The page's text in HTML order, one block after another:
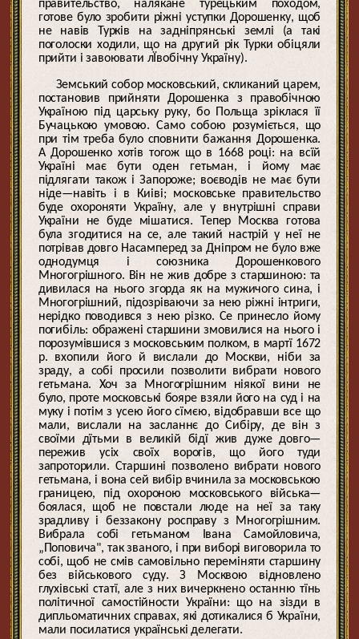
правительство, налякане турецьким походом,
готове було зробити ріжні уступки Дорошенку, щоб
не навів Турків на задніпрянські землі (а такі
поголоски ходили, що на другий рік Турки обіцяли
прийти і завоювати лЇвобічну Україну).
Земський собор московський, скликаний царем,
постановив прийняти Дорошенка з правобічною
Україною під царську руку, бо Польща зріклася її
Бучацькою умовою. Само собою розуміється, що
при тім треба було сповнити бажання Дорошенка.
А Дорошенко хотів тогож що в 1668 році: на всїй
Україні має бути оден гетьман, і йому має
підлягати також і Запороже; воєводів не має бути
ніде—навіть і в Киіві; московське правительство
буде охороняти Україну, але у внутрішні справи
України не буде мішатися. Тепер Москва готова
була згодитися на се, але такий настрій у неї не
потрівав довго Насамперед за Дніпром не було вже
однодумця і союзника Дорошенкового
Многогрішного. Він не жив добре з старшиною: та
дивилася на нього згорда як на мужичого сина, і
Многогрішний, підозріваючи за нею ріжні інтриги,
нерідко поводився з нею різко. Се принесло йому
погибіль: ображені старшини змовилися на нього і
порозумівшися з московським полком, в мартї 1672
р. вхопили його й вислали до Москви, ніби за
зраду, а собі просили позволити вибрати нового
гетьмана. Хоч за Многогрішним ніякої вини не
було, проте московські бояре взяли його на суд і на
муку і потім з усею його сїмєю, відобравши все що
мали, вислали на засланнє до Сибіру, де він з
своїми дїтьми в великій бідї жив дуже довго—
пережив усіх своїх ворогів, що його туди
запроторили. Старшині позволено вибрати нового
гетьмана, і вона сей вибір вчинила за московською
границею, під охороною московського війська—
боялася, щоб не повстали люде на неї за таку
зрадливу і беззакону росправу з Многогрішним.
Вибрала собі гетьманом Івана Самойловича,
„Поповича", так званого, і при виборі виговорила то
собі, щоб не смів самовільно переміняти старшину
без військового суду. З Москвою відновлено
глухівські статї, але з них вичеркнено останню тїнь
політичної самостійности України: що на зізди в
дипльоматичних справах, які дотикалися б України,
мали посилатися українські делегати.